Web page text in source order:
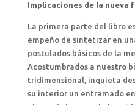
Implicaciones de la nueva
La primera parte del libro
empeño de sintetizar en
postulados básicos de la
Acostumbrados a nuestro
tridimensional, inquieta
su interior un entramado